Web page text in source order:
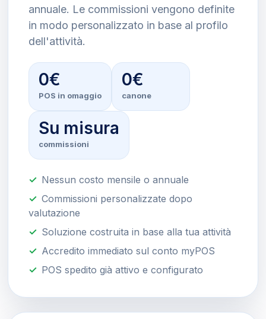
annuale. Le commissioni vengono definite
in modo personalizzato in base al profilo
dell'attività.
0€
POS in omaggio
0€
canone
Su misura
commissioni
Nessun costo mensile o annuale
Commissioni personalizzate dopo
valutazione
Soluzione costruita in base alla tua attività
Accredito immediato sul conto myPOS
POS spedito già attivo e configurato